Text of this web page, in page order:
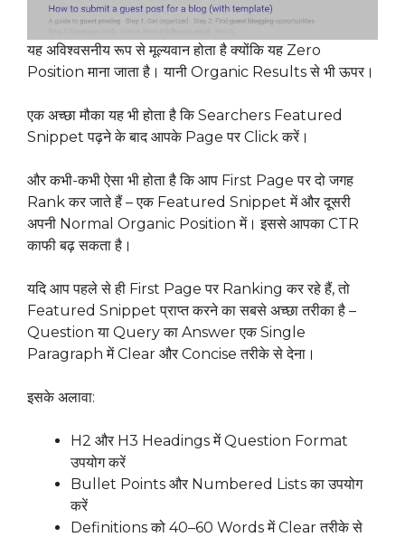
यह अविश्वसनीय रूप से मूल्यवान होता है क्योंकि यह Zero
Position माना जाता है। यानी Organic Results से भी ऊपर।
एक अच्छा मौका यह भी होता है कि Searchers Featured
Snippet पढ़ने के बाद आपके Page पर Click करें।
और कभी-कभी ऐसा भी होता है कि आप First Page पर दो जगह
Rank कर जाते हैं – एक Featured Snippet में और दूसरी
अपनी Normal Organic Position में। इससे आपका CTR
काफी बढ़ सकता है।
यदि आप पहले से ही First Page पर Ranking कर रहे हैं, तो
Featured Snippet प्राप्त करने का सबसे अच्छा तरीका है –
Question या Query का Answer एक Single
Paragraph में Clear और Concise तरीके से देना।
इसके अलावा:
H2 और H3 Headings में Question Format
उपयोग करें
Bullet Points और Numbered Lists का उपयोग
करें
Definitions को 40–60 Words में Clear तरीके से